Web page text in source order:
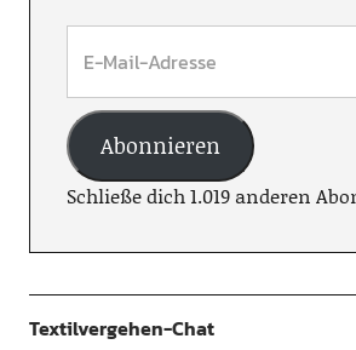
Abonnieren
Schließe dich 1.019 anderen
Textilvergehen-Chat